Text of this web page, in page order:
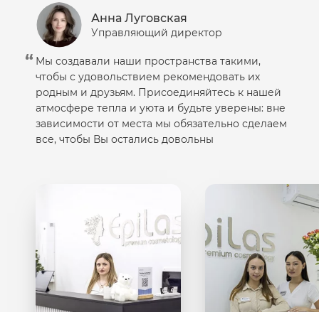
Анна Луговская
Управляющий директор
Мы создавали наши пространства такими,
чтобы с удовольствием рекомендовать их
родным и друзьям. Присоединяйтесь к нашей
атмосфере тепла и уюта и будьте уверены: вне
зависимости от места мы обязательно сделаем
все, чтобы Вы остались довольны